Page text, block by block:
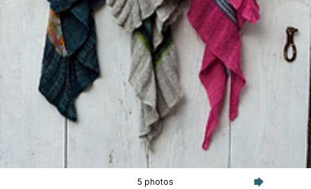
5 photos